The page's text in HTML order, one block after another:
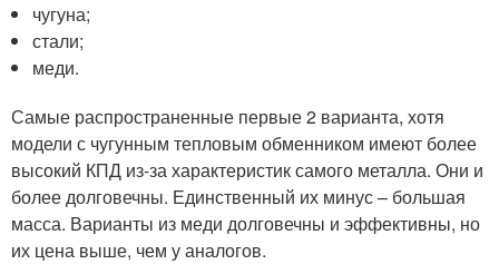
чугуна;
стали;
меди.
Самые распространенные первые 2 варианта, хотя
модели с чугунным тепловым обменником имеют более
высокий КПД из-за характеристик самого металла. Они и
более долговечны. Единственный их минус – большая
масса. Варианты из меди долговечны и эффективны, но
их цена выше, чем у аналогов.